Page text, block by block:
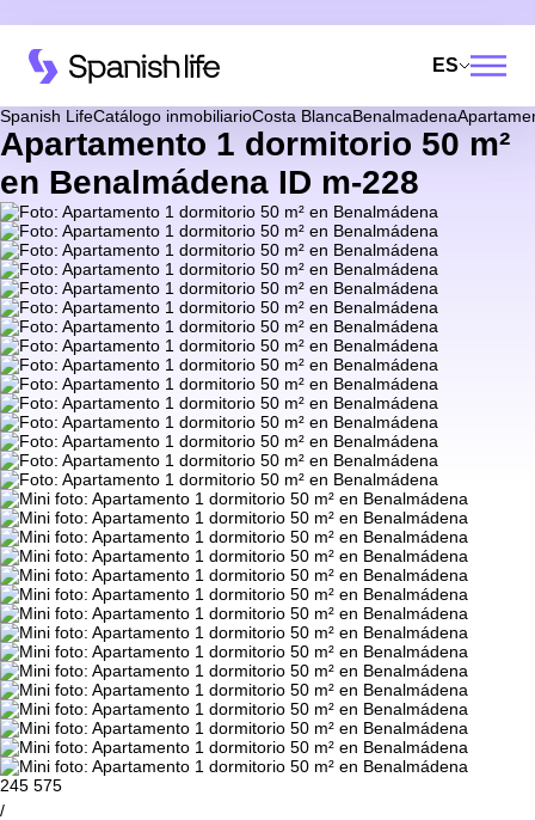
ES
Spanish LifeCatálogo inmobiliarioCosta BlancaBenalmadena
Apartamento 1 dormitorio 50 m²
en Benalmádena ID m-228
245 575
/